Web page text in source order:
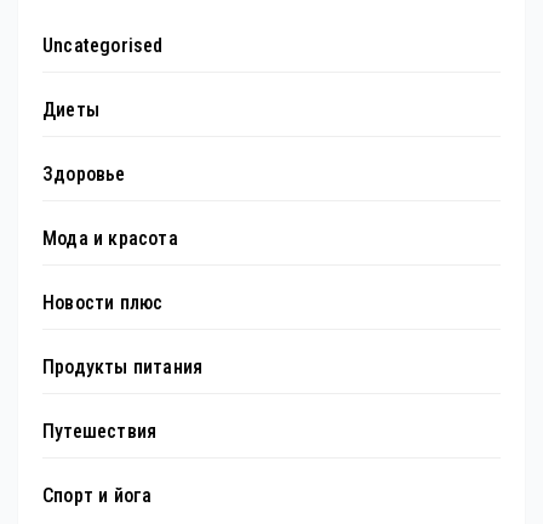
Uncategorised
Диеты
Здоровье
Мода и красота
Новости плюс
Продукты питания
Путешествия
Спорт и йога